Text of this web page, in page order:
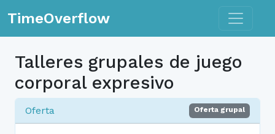
TimeOverflow Toggle
Talleres grupales de juego
corporal expresivo
Oferta Oferta grupal